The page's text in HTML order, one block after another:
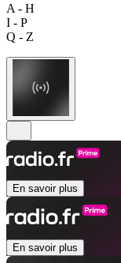
A - H
I - P
Q - Z
En savoir plus
En savoir plus